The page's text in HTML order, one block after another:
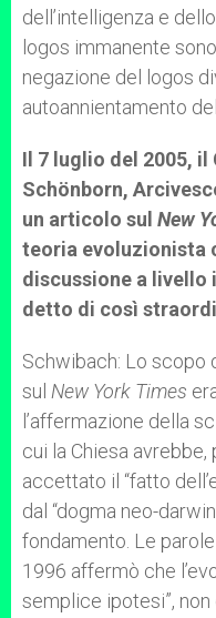
dell’intelligenza e
logos immanente
negazione del logos
autoannientamento
Il 7 luglio del 2005,
Schönborn,
un articolo sul New
teoria evoluzionista
discussione a livello
detto di così
Schwibach: Lo scopo
sul New York Times
l’affermazione della
cui la Chiesa
accettato il “fatto
dal “dogma neo-
fondamento. Le
1996 affermò che
semplice ipotesi”,